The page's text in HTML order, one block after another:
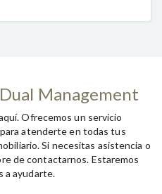
Management
Ofrecemos un servicio
atenderte en todas tus
Si necesitas asistencia o
de contactarnos. Estaremos
a ayudarte.